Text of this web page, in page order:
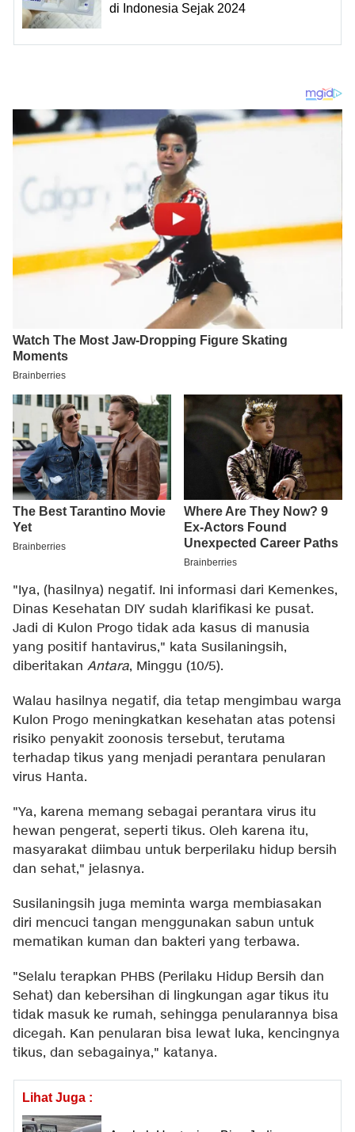
di Indonesia Sejak 2024
"Iya, (hasilnya) negatif. Ini informasi dari Kemenkes,
Dinas Kesehatan DIY sudah klarifikasi ke pusat.
Jadi di Kulon Progo tidak ada kasus di manusia
yang positif hantavirus," kata Susilaningsih,
diberitakan Antara, Minggu (10/5).
Walau hasilnya negatif, dia tetap mengimbau warga
Kulon Progo meningkatkan kesehatan atas potensi
risiko penyakit zoonosis tersebut, terutama
terhadap tikus yang menjadi perantara penularan
virus Hanta.
"Ya, karena memang sebagai perantara virus itu
hewan pengerat, seperti tikus. Oleh karena itu,
masyarakat diimbau untuk berperilaku hidup bersih
dan sehat," jelasnya.
Susilaningsih juga meminta warga membiasakan
diri mencuci tangan menggunakan sabun untuk
mematikan kuman dan bakteri yang terbawa.
"Selalu terapkan PHBS (Perilaku Hidup Bersih dan
Sehat) dan kebersihan di lingkungan agar tikus itu
tidak masuk ke rumah, sehingga penularannya bisa
dicegah. Kan penularan bisa lewat luka, kencingnya
tikus, dan sebagainya," katanya.
Lihat Juga :